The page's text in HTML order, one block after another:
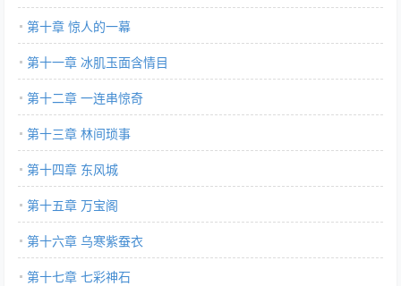
第十章 惊人的一幕
第十一章 冰肌玉面含情目
第十二章 一连串惊奇
第十三章 林间琐事
第十四章 东风城
第十五章 万宝阁
第十六章 乌寒紫蚕衣
第十七章 七彩神石